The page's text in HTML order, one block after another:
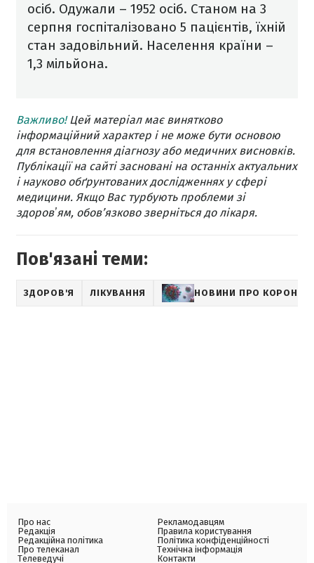
осіб. Одужали – 1952 осіб. Станом на 3
серпня госпіталізовано 5 пацієнтів, їхній
стан задовільний. Населення країни –
1,3 мільйона.
Важливо!Цей матеріал має винятково
інформаційний характер і не може бути основою
для встановлення діагнозу або медичних висновків.
Публікації на сайті засновані на останніх актуальних
і науково обґрунтованих дослідженнях у сфері
медицини. Якщо Вас турбують проблеми зі
здоровʼям, обов’язково зверніться до лікаря.
Пов'язані теми:
ЗДОРОВ'Я ЛІКУВАННЯ НОВИНИ ПРО
Про нас
Редакція
Редакційна політика
Про телеканал
Телеведучі
Рекламодавцям
Правила користування
Політика конфіденційності
Технічна інформація
Контакти